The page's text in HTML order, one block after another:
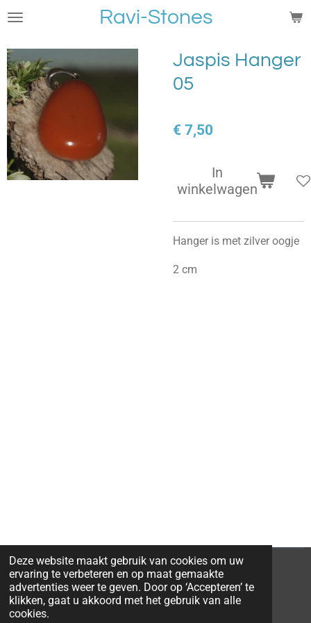
Deze website maakt gebruik van cookies om uw
ervaring te verbeteren en op maat gemaakte
advertenties weer te geven. Door op ‘Accepteren’ te
klikken, gaat u akkoord met het gebruik van alle
cookies.
Ga
naar
de
hoofdinhoud
Ravi-Stones
Jaspis Hanger
05
€ 7,50
In
winkelwagen
Hanger is met zilver oogje
2 cm
© 2026 Ravi-Stones